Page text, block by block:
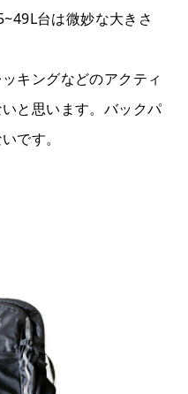
台は微妙な大きさ
キングなどのアクティ
と思います。バックパ
です。